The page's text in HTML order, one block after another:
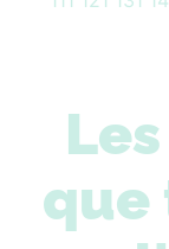
que